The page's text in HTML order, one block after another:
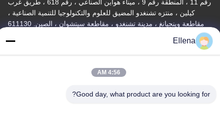
رقم 11 ، المنطقة رقم 9 ، ميناء هواين الصناعي ، رقم 618 ، طريق غرب
كيلين ، منتزه تشنغدو المضيق للعلوم والتكنولوجيا للتنمية الصناعية ،
مقاطعة وينجيانغ ، مدينة تشنغدو ، مقاطعة سيتشوان ، الصين. 611130
عنوان المصنع
رقم 11 ، المنطقة رقم 9 ، ميناء هواين الصناعي ، رقم 618 ، طريق غرب
كيلين ، منتزه تشنغدو المضيق للعلوم والتكنولوجيا للتنمية الصناعية ،
مقاطعة وينجيانغ ، مدينة تشنغدو ، مقاطعة سيتشوان ، الصين. 611130
هاتف
Ellena
4:56 AM
Good day, what product are you looking for?